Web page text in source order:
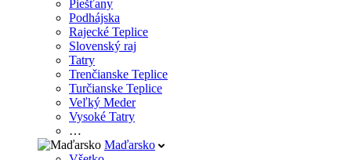
Piešťany
Podhájska
Rajecké Teplice
Slovenský raj
Tatry
Trenčianske Teplice
Turčianske Teplice
Veľký Meder
Vysoké Tatry
…
Maďarsko